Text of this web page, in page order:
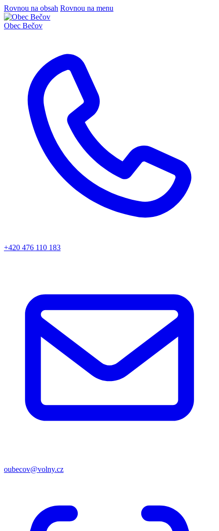
Rovnou na obsah Rovnou na menu
Obec Bečov
+420 476 110 183
oubecov@volny.cz